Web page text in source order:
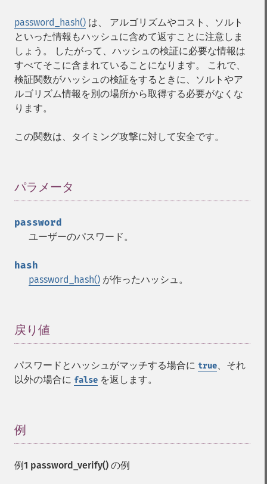
password_hash() は、 アルゴリズムやコスト、ソルト
といった情報もハッシュに含めて返すことに注意しま
しょう。 したがって、ハッシュの検証に必要な情報は
すべてそこに含まれていることになります。 これで、
検証関数がハッシュの検証をするときに、ソルトやア
ルゴリズム情報を別の場所から取得する必要がなくな
ります。
この関数は、タイミング攻撃に対して安全です。
パラメータ
password
ユーザーのパスワード。
hash
password_hash() が作ったハッシュ。
戻り値
パスワードとハッシュがマッチする場合に true、それ
以外の場合に false を返します。
例
例1 password_verify() の例